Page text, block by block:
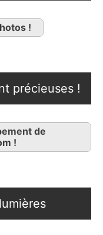
!
précieuses !
de
!